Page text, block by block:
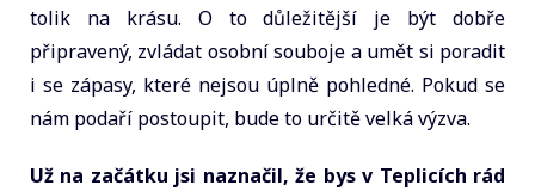
tolik na krásu. O to důležitější je být dobře
připravený, zvládat osobní souboje a umět si poradit
i se zápasy, které nejsou úplně pohledné. Pokud se
nám podaří postoupit, bude to určitě velká výzva.
Už na začátku jsi naznačil, že bys v Teplicích rád